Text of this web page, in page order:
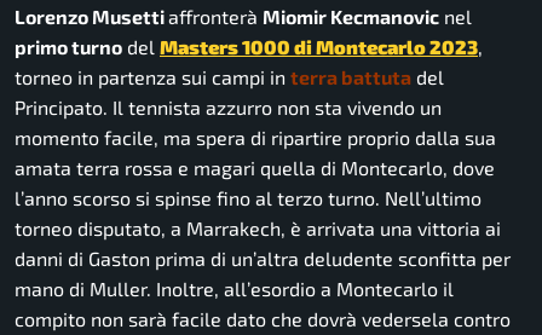
Lorenzo Musettiaffronterà Miomir Kecmanovic nel
primo turno del Masters 1000 di Montecarlo 2023
torneo in partenza sui campi in terra battuta del
Principato. Il tennista azzurro non sta vivendo un
momento facile, ma spera di ripartire proprio dalla sua
amata terra rossa e magari quella di Montecarlo, dove
l’anno scorso si spinse fino al terzo turno. Nell’ultimo
torneo disputato, a Marrakech, è arrivata una vittoria ai
danni di Gaston prima di un’altra deludente sconfitta per
mano di Muller. Inoltre, all’esordio a Montecarlo il
compito non sarà facile dato che dovrà vedersela contro